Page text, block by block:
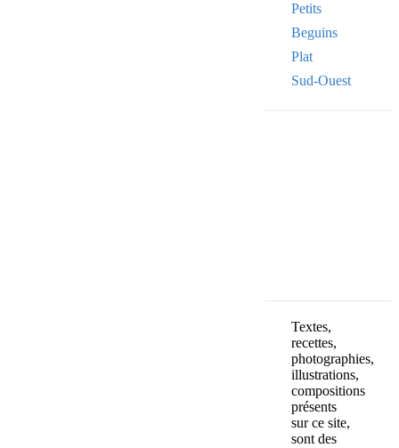
Petits
Beguins
Plat
Sud-Ouest
Textes,
recettes,
photographies,
illustrations,
compositions
présents
sur ce site,
sont des